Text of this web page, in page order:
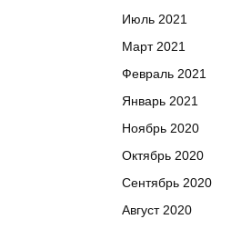
Июль 2021
Март 2021
Февраль 2021
Январь 2021
Ноябрь 2020
Октябрь 2020
Сентябрь 2020
Август 2020